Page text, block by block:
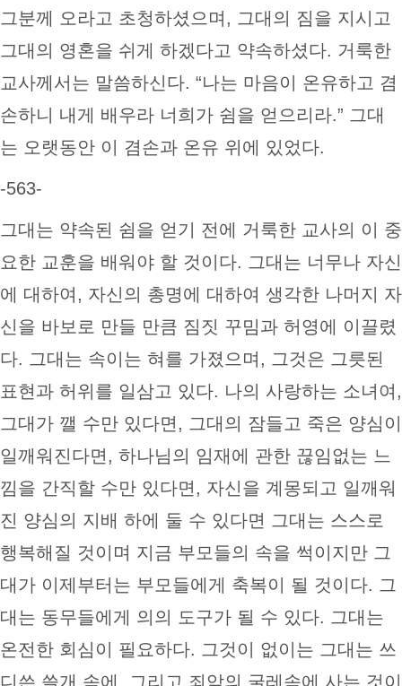
그분께 오라고 초청하셨으며, 그대의 짐을 지시고
그대의 영혼을 쉬게 하겠다고 약속하셨다. 거룩한
교사께서는 말씀하신다. “나는 마음이 온유하고 겸
손하니 내게 배우라 너희가 쉼을 얻으리라.” 그대
는 오랫동안 이 겸손과 온유 위에 있었다.
-563-
그대는 약속된 쉼을 얻기 전에 거룩한 교사의 이 중
요한 교훈을 배워야 할 것이다. 그대는 너무나 자신
에 대하여, 자신의 총명에 대하여 생각한 나머지 자
신을 바보로 만들 만큼 짐짓 꾸밈과 허영에 이끌렸
다. 그대는 속이는 혀를 가졌으며, 그것은 그릇된
표현과 허위를 일삼고 있다. 나의 사랑하는 소녀여,
그대가 깰 수만 있다면, 그대의 잠들고 죽은 양심이
일깨워진다면, 하나님의 임재에 관한 끊임없는 느
낌을 간직할 수만 있다면, 자신을 계몽되고 일깨워
진 양심의 지배 하에 둘 수 있다면 그대는 스스로
행복해질 것이며 지금 부모들의 속을 썩이지만 그
대가 이제부터는 부모들에게 축복이 될 것이다. 그
대는 동무들에게 의의 도구가 될 수 있다. 그대는
온전한 회심이 필요하다. 그것이 없이는 그대는 쓰
디쓴 쓸개 속에, 그리고 죄악의 굴레속에 사는 것이